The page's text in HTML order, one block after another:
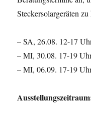
Steckersolargeräten zu
– SA, 26.08. 12-17
– MI, 30.08. 17-19
– MI, 06.09. 17-19